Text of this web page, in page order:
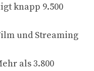
knapp 9.500
und Streaming
als 3.800